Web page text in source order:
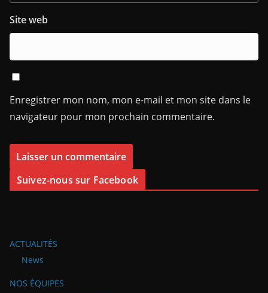
Site web
Enregistrer mon nom, mon e-mail et mon site dans le
navigateur pour mon prochain commentaire.
Suivez-nous sur Facebook
ACTUALITÉS
News
NOS ÉQUIPES